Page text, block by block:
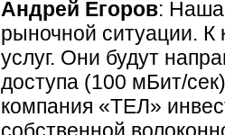
Андрей Егоров: Наша
рыночной ситуации.
услуг. Они будут
доступа (100 мБит/
компания «ТЕЛ»